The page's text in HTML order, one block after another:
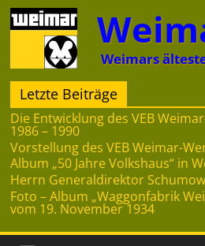
Zum
Inhalt
springen
Weimars
Letzte Beiträge
Die Entwicklung des VEB
1986 – 1990
Vorstellung des VEB Weimar-
Album „50 Jahre Volkshaus“ in
Herrn Generaldirektor
Foto – Album „Waggonfabrik
vom 19. November 1934